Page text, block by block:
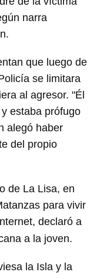
narra
que luego de
se limitara
al agresor. "Él
estaba prófugo
alegó haber
del propio
de La Lisa, en
para vivir
declaró a
a la joven.
la Isla y la